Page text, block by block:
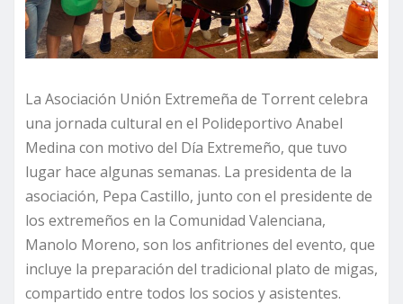
La Asociación Unión Extremeña de Torrent celebra
una jornada cultural en el Polideportivo Anabel
Medina con motivo del Día Extremeño, que tuvo
lugar hace algunas semanas. La presidenta de la
asociación, Pepa Castillo, junto con el presidente de
los extremeños en la Comunidad Valenciana,
Manolo Moreno, son los anfitriones del evento, que
incluye la preparación del tradicional plato de migas,
compartido entre todos los socios y asistentes.